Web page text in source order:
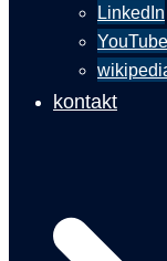
LinkedIn
YouTube
kontakt